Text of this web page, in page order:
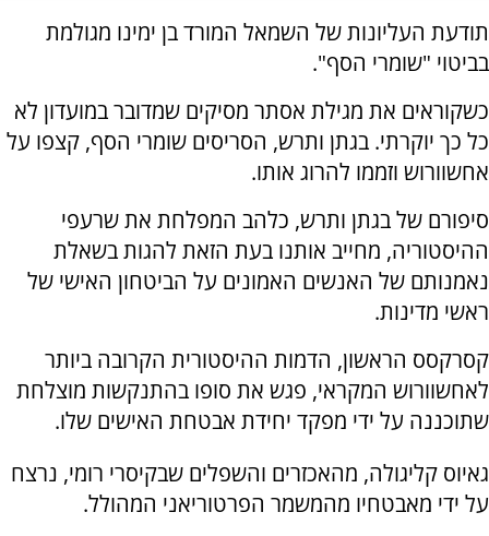
תודעת העליונות של השמאל המורד בן ימינו מגולמת
בביטוי "שומרי הסף".
כשקוראים את מגילת אסתר מסיקים שמדובר במועדון לא
כל כך יוקרתי. בגתן ותרש, הסריסים שומרי הסף, קצפו על
אחשוורוש וזממו להרוג אותו.
סיפורם של בגתן ותרש, כלהב המפלחת את שרעפי
ההיסטוריה, מחייב אותנו בעת הזאת להגות בשאלת
נאמנותם של האנשים האמונים על הביטחון האישי של
ראשי מדינות.
קסרקסס הראשון, הדמות ההיסטורית הקרובה ביותר
לאחשוורוש המקראי, פגש את סופו בהתנקשות מוצלחת
שתוכננה על ידי מפקד יחידת אבטחת האישים שלו.
גאיוס קליגולה, מהאכזרים והשפלים שבקיסרי רומי, נרצח
על ידי מאבטחיו מהמשמר הפרטוריאני המהולל.